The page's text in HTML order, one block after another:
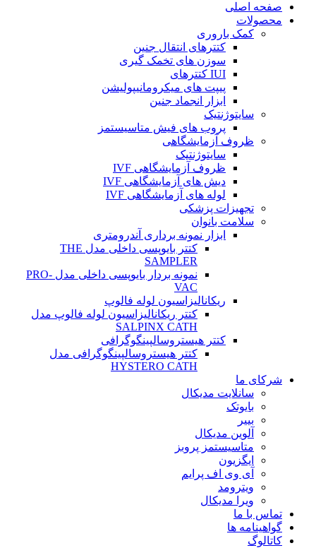
صفحه اصلی
محصولات
کمک باروری
کتترهای انتقال جنین
سوزن های تخمک گیری
IUI کتترهای
پیپت های میکرومانیپولیشن
ابزار انجماد جنین
سایتوژنتیک
پروب های فیش متاسیستمز
ظروف آزمایشگاهی
سایتوژنتیک
ظروف آزمایشگاهی IVF
دیش های آزمایشگاهی IVF
لوله های آزمایشگاهی IVF
تجهیزات پزشکی
سلامت بانوان
ابزار نمونه برداری آندرومتری
کتتر بایوپسی داخلی مدل THE
SAMPLER
نمونه بردار بایوپسی داخلی مدل PRO-
VAC
ریکانالیزاسیون لوله فالوپ
کتتر ریکانالیزاسیون لوله فالوپ مدل
SALPINX CATH
کتتر هیستروسالپینگوگرافی
کتتر هیستروسالپینگوگرافی مدل
HYSTERO CATH
شرکای ما
سانلایت مدیکال
بایوتک
بییر
آلوین مدیکال
متاسیستمز پروبز
ایگزیون
آی وی اف پرایم
ویترومد
ویرا مدیکال
تماس با ما
گواهینامه ها
کاتالوگ